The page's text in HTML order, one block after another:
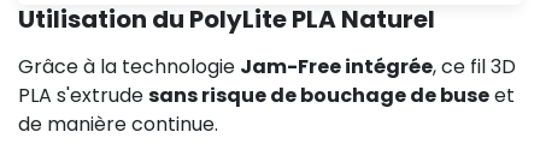
Utilisation du PolyLite PLA Naturel
Grâce à la technologie Jam-Free intégrée, ce fil 3D
PLA s'extrudesans risque de bouchage de buseet
de manière continue.